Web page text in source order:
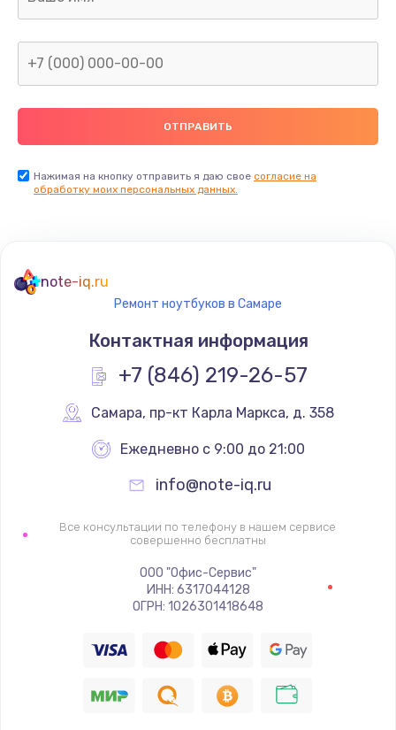
Нажимая на кнопку отправить я даю свое согласие на
обработку моих персональных данных.
note-iq.ru
Ремонт ноутбуков в Самаре
Контактная информация
+7 (846) 219-26-57
Самара, пр-кт Карла Маркса, д. 358
Ежедневно с 9:00 до 21:00
info@note-iq.ru
Все консультации по телефону в нашем сервисе
совершенно бесплатны
ООО "Офис-Сервис"
ИНН: 6317044128
ОГРН: 1026301418648